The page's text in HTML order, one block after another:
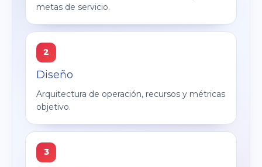
metas de servicio.
2
Diseño
Arquitectura de operación, recursos y métricas
objetivo.
3